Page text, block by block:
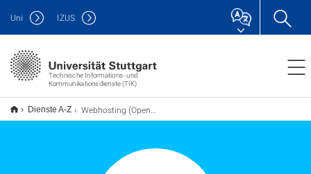
Technische Informations- und
Kommunikationsdienste (TIK)
Uni IZUS
Dienste A-Z Webhosting (OpenCms)